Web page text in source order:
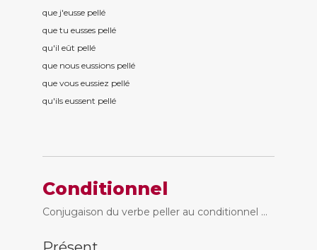
que j'eusse pellé
que tu eusses pellé
qu'il eût pellé
que nous eussions pellé
que vous eussiez pellé
qu'ils eussent pellé
Conditionnel
Conjugaison du verbe peller au conditionnel ...